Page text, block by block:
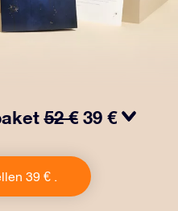
52 € 39 €
enthält einen
Dokumente, die
gesendet werden, sowie
39 € .